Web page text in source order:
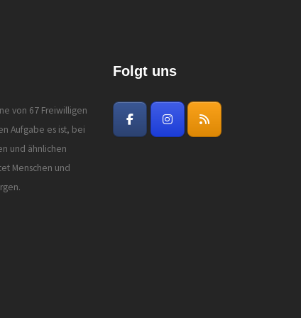
von 67 Freiwilligen
Aufgabe es ist, bei
und ähnlichen
Menschen und
Folgt uns